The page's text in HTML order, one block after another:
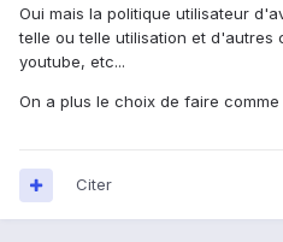
Oui mais la politique utilisateur
telle ou telle utilisation et d'autres
youtube, etc...
On a plus le choix de faire
Citer